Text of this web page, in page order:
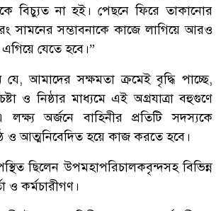
বিচ্যুত না হই। পেছনে ফিরে তাকানোর
সামনের সম্ভাবনাকে কাজে লাগিয়ে আরও
এগিয়ে যেতে হবে।”
আমাদের সক্ষমতা ক্রমেই বৃদ্ধি পাচ্ছে,
ও নিষ্ঠার মাধ্যমে এই অগ্রযাত্রা বহুগুণে
লক্ষ্য অর্জনে বাহিনীর প্রতিটি সদস্যকে
ও আত্মনিবেদিত হয়ে কাজ করতে হবে।
ছিলেন উপমহাপরিচালকবৃন্দসহ বিভিন্ন
ও কর্মচারীগণ।